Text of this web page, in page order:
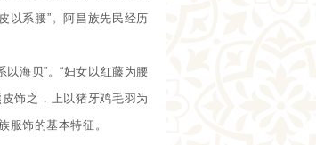
系腰”。阿昌族先民经历
海贝”。“妇女以红藤为腰
饰之，上以猪牙鸡毛羽为
服饰的基本特征。